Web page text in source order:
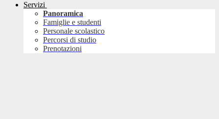
Servizi
Panoramica
Famiglie e studenti
Personale scolastico
Percorsi di studio
Prenotazioni